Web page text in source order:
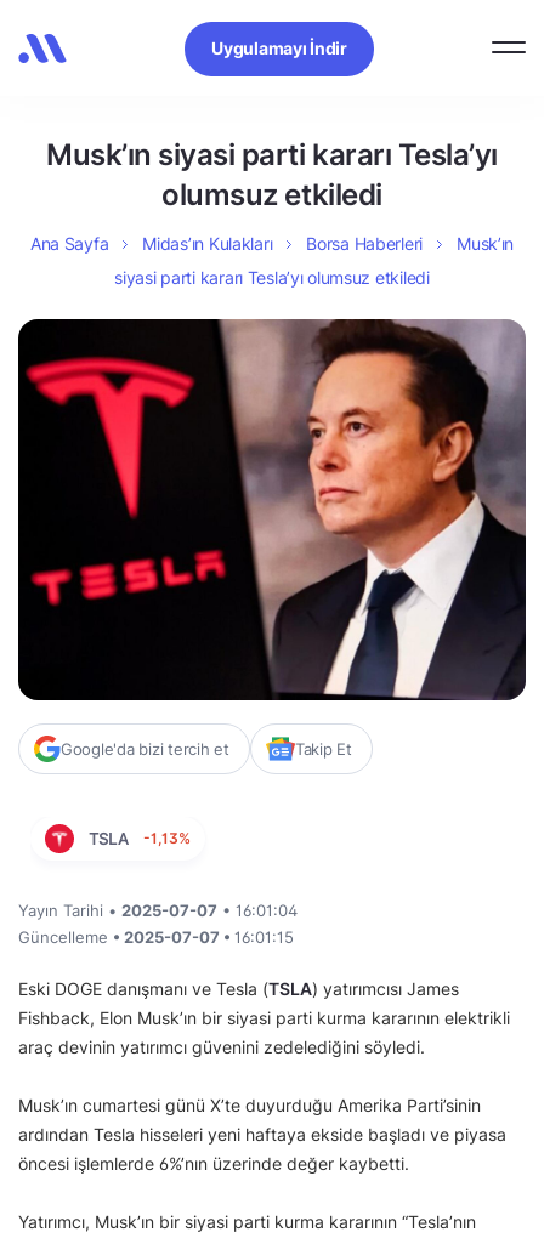
Uygulamayı İndir
Musk’ın siyasi parti kararı Tesla’yı
olumsuz etkiledi
Ana Sayfa Midas’ın Kulakları Borsa Haberleri
Musk’ın
siyasi parti kararı Tesla’yı olumsuz etkiledi
Google'da bizi tercih et Takip Et
TSLA -1,13%
Yayın Tarihi • 2025-07-07 • 16:01:04
Güncelleme • 2025-07-07 • 16:01:15
Eski DOGE danışmanı ve Tesla (TSLA) yatırımcısı James
Fishback, Elon Musk’ın bir siyasi parti kurma kararının elektrikli
araç devinin yatırımcı güvenini zedelediğini söyledi.
Musk’ın cumartesi günü X’te duyurduğu Amerika Parti’sinin
ardından Tesla hisseleri yeni haftaya ekside başladı ve piyasa
öncesi işlemlerde 6%’nın üzerinde değer kaybetti.
Yatırımcı, Musk’ın bir siyasi parti kurma kararının “Tesla’nın